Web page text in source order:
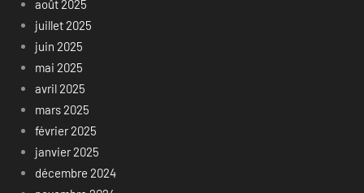
août 2025
juillet 2025
juin 2025
mai 2025
avril 2025
mars 2025
février 2025
janvier 2025
décembre 2024